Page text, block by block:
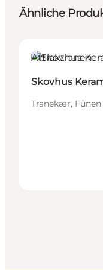
Ähnliche
Attraktionen
Skovhus
Tranekær,